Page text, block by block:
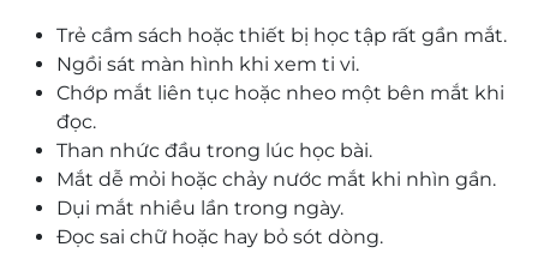
Trẻ cầm sách hoặc thiết bị học tập rất gần mắt.
Ngồi sát màn hình khi xem ti vi.
Chớp mắt liên tục hoặc nheo một bên mắt khi
đọc.
Than nhức đầu trong lúc học bài.
Mắt dễ mỏi hoặc chảy nước mắt khi nhìn gần.
Dụi mắt nhiều lần trong ngày.
Đọc sai chữ hoặc hay bỏ sót dòng.